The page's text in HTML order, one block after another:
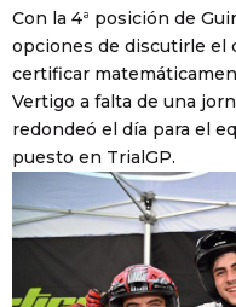
Con la 4ª posición de
opciones de discutirle el
certificar
Vertigo a falta de una
redondeó el día para el
puesto en TrialGP.